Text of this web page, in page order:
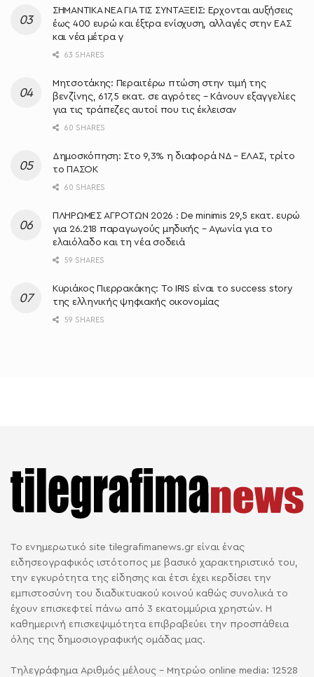
ΣΗΜΑΝΤΙΚΑ ΝΕΑ ΓΙΑ ΤΙΣ ΣΥΝΤΑΞΕΙΣ: Έρχονται αυξήσεις
έως 400 ευρώ και έξτρα ενίσχυση, αλλαγές στην ΕΑΣ
και νέα μέτρα γ
63 SHARES
Μητσοτάκης: Περαιτέρω πτώση στην τιμή της
βενζίνης, 617,5 εκατ. σε αγρότες – Κάνουν εξαγγελίες
για τις τράπεζες αυτοί που τις έκλεισαν
60 SHARES
Δημοσκόπηση: Στο 9,3% η διαφορά ΝΔ – ΕΛΑΣ, τρίτο
το ΠΑΣΟΚ
60 SHARES
ΠΛΗΡΩΜΕΣ ΑΓΡΟΤΩΝ 2026 : De minimis 29,5 εκατ. ευρώ
για 26.218 παραγωγούς μηδικής – Αγωνία για το
ελαιόλαδο και τη νέα σοδειά
59 SHARES
Κυριάκος Πιερρακάκης: Το IRIS είναι το success story
της ελληνικής ψηφιακής οικονομίας
59 SHARES
Το ενημερωτικό site tilegrafimanews.gr είναι ένας
ειδησεογραφικός ιστότοπος με βασικό χαρακτηριστικό του,
την εγκυρότητα της είδησης και έτσι έχει κερδίσει την
εμπιστοσύνη του διαδικτυακού κοινού καθώς συνολικά το
έχουν επισκεφτεί πάνω από 3 εκατομμύρια χρηστών. Η
καθημερινή επισκεψιμότητα επιβραβεύει την προσπάθεια
όλης της δημοσιογραφικής ομάδας μας.
Τηλεγράφημα Αριθμός μέλους - Μητρώο online media: 12528